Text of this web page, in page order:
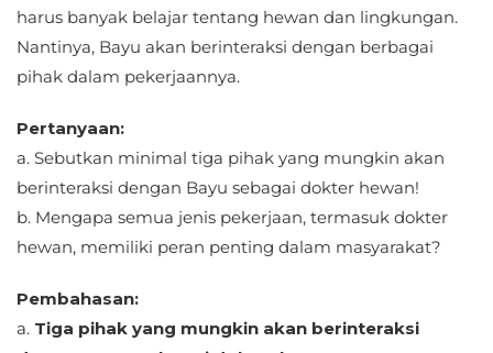
harus banyak belajar tentang hewan dan lingkungan.
Nantinya, Bayu akan berinteraksi dengan berbagai
pihak dalam pekerjaannya.
Pertanyaan:
a. Sebutkan minimal tiga pihak yang mungkin akan
berinteraksi dengan Bayu sebagai dokter hewan!
b. Mengapa semua jenis pekerjaan, termasuk dokter
hewan, memiliki peran penting dalam masyarakat?
Pembahasan:
a. Tiga pihak yang mungkin akan berinteraksi